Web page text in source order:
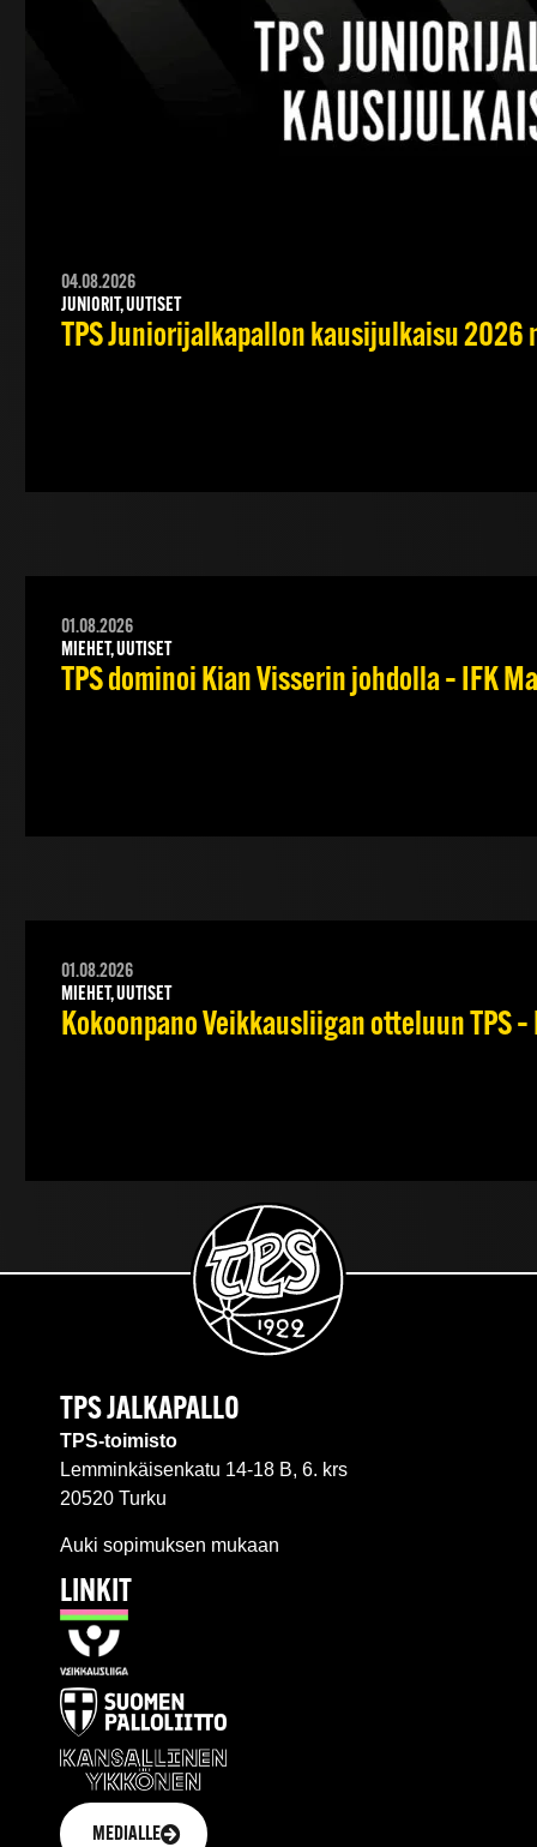
04.08.2026
JUNIORIT, UUTISET
TPS Juniorijalkapallon kausijulkaisu 2026
01.08.2026
MIEHET, UUTISET
TPS dominoi Kian Visserin johdolla – IFK
01.08.2026
MIEHET, UUTISET
Kokoonpano Veikkausliigan otteluun TPS
TPS JALKAPALLO
TPS-toimisto
Lemminkäisenkatu 14-18 B, 6. krs
20520 Turku
Auki sopimuksen mukaan
LINKIT
MEDIALLE